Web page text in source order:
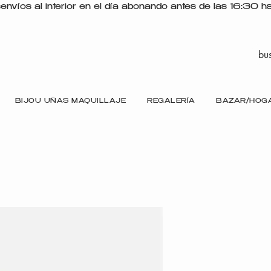
BIJOU UÑAS MAQUILLAJE REGALERÍA BAZAR/